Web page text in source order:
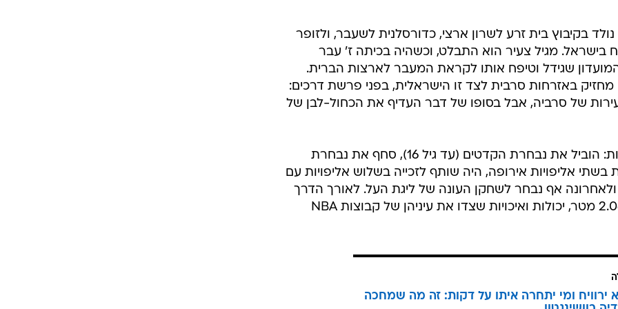
בקיבוץ בית זרע לשרון ארצי, כדורסלנית לשעבר, ולזופר
בישראל. מגיל צעיר הוא התבלט, וכשהיה בכיתה ז' עבר
שגידל וטיפח אותו לקראת המעבר לארצות הברית.
אביו מחזיק באזרחות סרבית לצד זו הישראלית, בפני פרשת דרכים:
של סרביה, אבל בסופו של דבר העדיף את הכחול-לבן של
בשנים הבאות הוא פרץ בכל המסגרות: הוביל את נבחרת הקדטים (עד גיל 16), סחף את נבחרת
היסטורית בשתי אליפויות אירופה, היה שותף לזכייה בשלוש אליפויות עם
אף נבחר לשחקן העונה של ליגת העל. לאורך הדרך
הראה אבדיה, המתנשא לגובה של 2.06 מטר, יכולות ואיכויות שצדו את עיניהן של קבוצות NBA
ירוויח ומי יתחרה איתו על דקות: זה מה שמחכה